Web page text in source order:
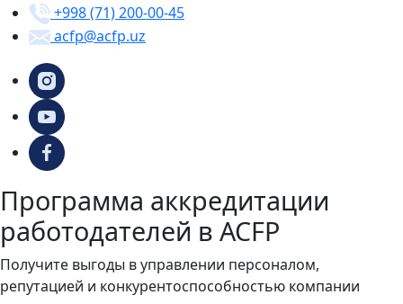
+998 (71) 200-00-45
acfp@acfp.uz
Программа аккредитации
работодателей в ACFP
Получите выгоды в управлении персоналом,
репутацией и конкурентоспособностью компании